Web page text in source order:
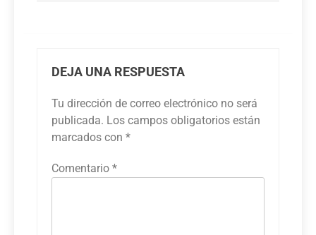
DEJA UNA RESPUESTA
Tu dirección de correo electrónico no será
publicada. Los campos obligatorios están
marcados con *
Comentario *